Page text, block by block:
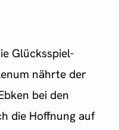
Glücksspiel-
nährte der
bei den
die Hoffnung auf